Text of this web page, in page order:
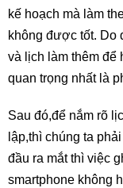
kế hoạch mà làm
không được tốt. Do
và lịch làm thêm để
quan trọng nhất là
Sau đó,để nắm rõ
lập,thì chúng ta
đầu ra mắt thì việc
smartphone không